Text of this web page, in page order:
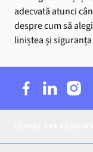
adecvată atunci
despre cum să
liniștea și